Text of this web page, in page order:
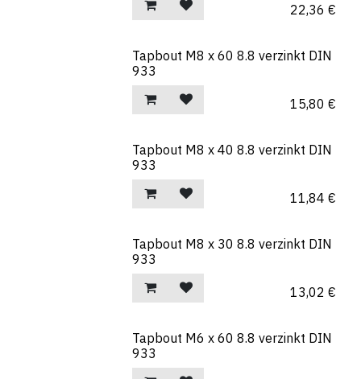
22,36 €
Tapbout M8 x 60 8.8 verzinkt DIN
933
15,80 €
Tapbout M8 x 40 8.8 verzinkt DIN
933
11,84 €
Tapbout M8 x 30 8.8 verzinkt DIN
933
13,02 €
Tapbout M6 x 60 8.8 verzinkt DIN
933